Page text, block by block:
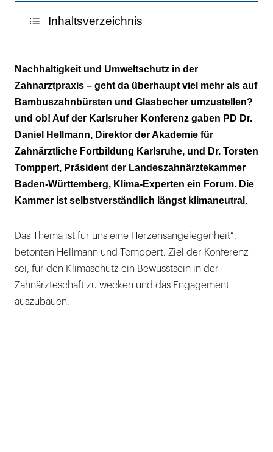
Inhaltsverzeichnis
Klimawandel macht krank
Reaktionen wie im Chemiebaukasten
Heftigste Bedrohung: die Hitze
Der größte Fußabdruck sind die Wege
Man muss den Elefanten portionieren
Nachhaltigkeit und Umweltschutz in der
Zahnarztpraxis – geht da überhaupt viel mehr als auf
Bambuszahnbürsten und Glasbecher umzustellen?
und ob! Auf der Karlsruher Konferenz gaben PD Dr.
Daniel Hellmann, Direktor der Akademie für
Zahnärztliche Fortbildung Karlsruhe, und Dr. Torsten
Tomppert, Präsident der Landeszahnärztekammer
Baden-Württemberg, Klima-Experten ein Forum. Die
Kammer ist selbstverständlich längst klimaneutral.
Das Thema ist für uns eine Herzensangelegenheit“,
betonten Hellmann und Tomppert. Ziel der Konferenz
sei, für den Klimaschutz ein Bewusstsein in der
Zahnärzteschaft zu wecken und das Engagement
auszubauen.